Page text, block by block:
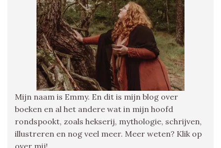
Mijn naam is Emmy. En dit is mijn blog over
boeken en al het andere wat in mijn hoofd
rondspookt, zoals hekserij, mythologie, schrijven,
illustreren en nog veel meer. Meer weten? Klik op
over mij!